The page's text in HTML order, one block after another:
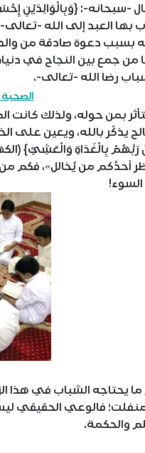
بها العبد إلى الله -
بسبب دعوة صادقة من
من جمع بين النجاح في
رضا الله -تعالى-.
بمن حوله، ولذلك كانت
يذكّر بالله، ويعين على
أحدُكم من يُخالل»،
يحتاجه الشباب في هذا
فالوعي الحقيقي ليس
والحكمة.